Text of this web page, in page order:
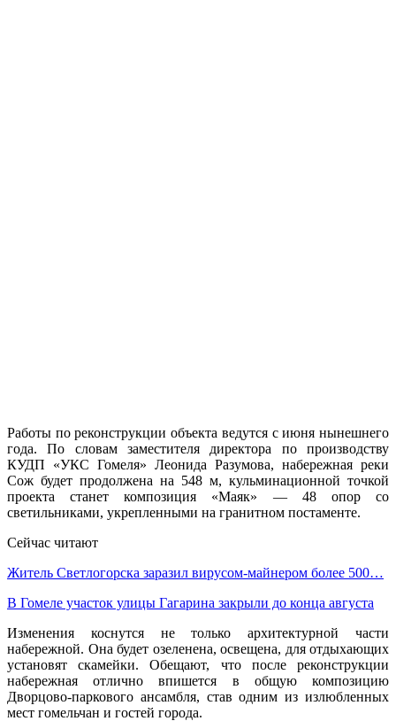
Работы по реконструкции объекта ведутся с июня нынешнего
года. По словам заместителя директора по производству
КУДП «УКС Гомеля» Леонида Разумова, набережная реки
Сож будет продолжена на 548 м, кульминационной точкой
проекта станет композиция «Маяк» — 48 опор со
светильниками, укрепленными на гранитном постаменте.
Сейчас читают
Житель Светлогорска заразил вирусом-майнером более 500…
В Гомеле участок улицы Гагарина закрыли до конца августа
Изменения коснутся не только архитектурной части
набережной. Она будет озеленена, освещена, для отдыхающих
установят скамейки. Обещают, что после реконструкции
набережная отлично впишется в общую композицию
Дворцово-паркового ансамбля, став одним из излюбленных
мест гомельчан и гостей города.